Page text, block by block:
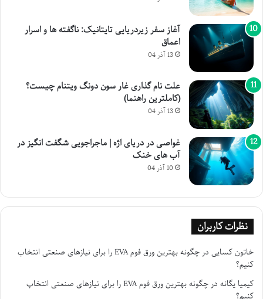
آغاز سفر زیردریایی تایتانیک: ناگفته ها و اسرار
اعماق
13 آذر 04
علت نام گذاری غار سون دونگ ویتنام چیست؟
(کاملترین راهنما)
13 آذر 04
غواصی در دریای اژه | ماجراجویی شگفت انگیز در
آب های خنک
10 آذر 04
نظرات کاربران
خاتون کسایی در
چگونه بهترین ورق فوم EVA را برای نیازهای صنعتی انتخاب
کنیم؟
کیمیا یگانه در
چگونه بهترین ورق فوم EVA را برای نیازهای صنعتی انتخاب